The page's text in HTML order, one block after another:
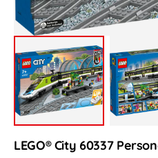
LEGO® City 60337